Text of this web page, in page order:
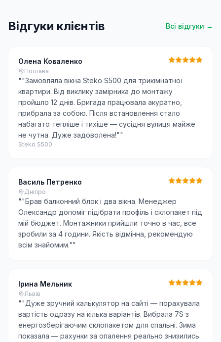
Відгуки клієнтів Всі відгуки →
Олена Коваленко
Полтава
""Замовляла вікна Steko S500 для трикімнатної
квартири. Від виклику замірника до монтажу
пройшло 12 днів. Бригада працювала акуратно,
прибрала за собою. Після встановлення стало
набагато тепліше і тихіше — сусідня вулиця майже
не чутна. Дуже задоволена!""
Steko S500
Василь Петренко
Дніпро
""Брав балконний блок і два вікна. Менеджер
Олександр допоміг підібрати профіль і склопакет під
мій бюджет. Монтажники прийшли точно в час, все
зробили за 4 години. Якість відмінна, рекомендую
всім знайомим.""
Ірина Мельник
Львів
""Дуже зручний калькулятор на сайті — порахувала
вартість одразу на кілька варіантів. Вибрала 7S з
енергозберігаючим склопакетом для спальні. Зима
показала — рахунки за опалення реально знизились.